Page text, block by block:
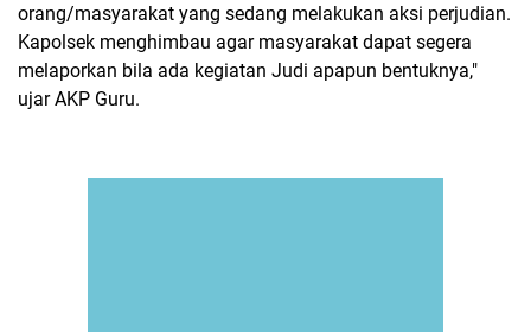
orang/masyarakat yang sedang melakukan aksi perjudian.
Kapolsek menghimbau agar masyarakat dapat segera
melaporkan bila ada kegiatan Judi apapun bentuknya,"
ujar AKP Guru.